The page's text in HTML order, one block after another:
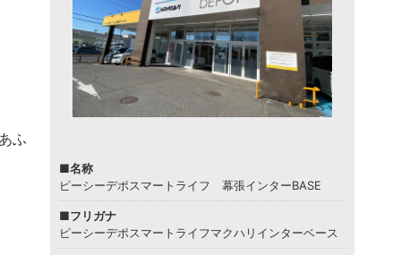
ふ
■名称
ピーシーデポスマートライフ 幕張インターBASE
■フリガナ
ピーシーデポスマートライフマクハリインターベース